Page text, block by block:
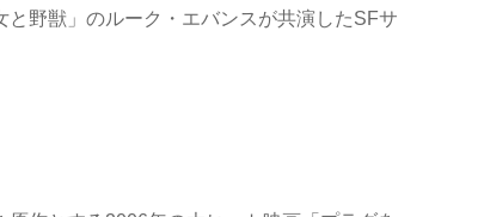
と野獣」のルーク・エバンスが共演したSFサ